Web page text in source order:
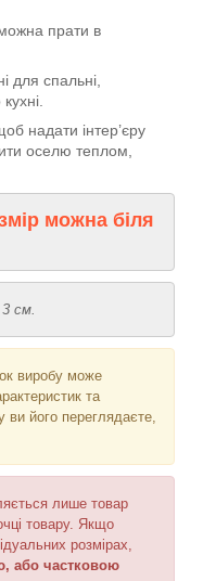
прати в
для спальні,
надати інтер’єру
оселю теплом,
можна біля
см.
виробу може
та
його переглядаєте,
лише товар
товару. Якщо
розмірах,
або частковою